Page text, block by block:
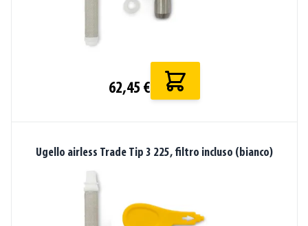
62,45 €
Ugello airless Trade Tip 3 225, filtro incluso (bianco)